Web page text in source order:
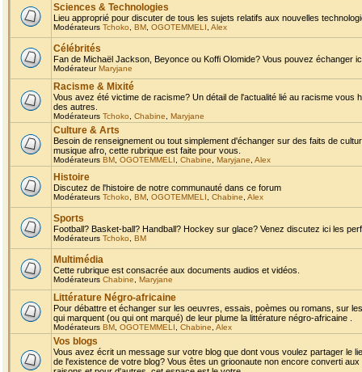
Sciences & Technologies
Lieu approprié pour discuter de tous les sujets relatifs aux nouvelles
Modérateurs Tchoko BM OGOTEMMELI Alex
Célébrités
Fan de Michaël Jackson, Beyonce ou Koffi Olomide? Vous pouvez échanger
ModérateurMaryjane
Racisme & Mixité
Vous avez été victime de racisme? Un détail de l'actualité lié au racisme
des autres.
Modérateurs Tchoko Chabine Maryjane
Culture & Arts
Besoin de renseignement ou tout simplement d'échanger sur des faits de
musique afro, cette rubrique est faite pour vous.
Modérateurs BM OGOTEMMELI Chabine Maryjane Alex
Histoire
Discutez de l'histoire de notre communauté dans ce forum
Modérateurs Tchoko BM OGOTEMMELI Chabine Alex
Sports
Football? Basket-ball? Handball? Hockey sur glace? Venez discutez ici les
Modérateurs Tchoko BM
Multimédia
Cette rubrique est consacrée aux documents audios et vidéos.
Modérateurs Chabine Maryjane
Littérature Négro-africaine
Pour débattre et échanger sur les oeuvres, essais, poèmes ou romans, sur
qui marquent (ou qui ont marqué) de leur plume la littérature négro-africaine .
Modérateurs BM OGOTEMMELI Chabine Alex
Vos blogs
Vous avez écrit un message sur votre blog que dont vous voulez partager le
de l'existence de votre blog? Vous êtes un grioonaute non encore converti